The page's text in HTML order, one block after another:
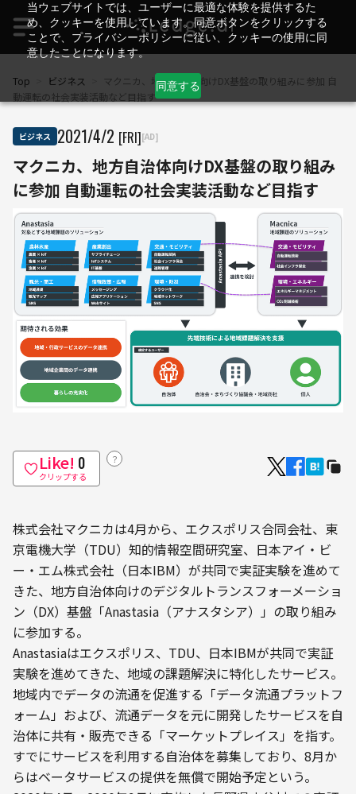
当ウェブサイトでは、ユーザーに最適な体験を提供するた
め、クッキーを使用しています。同意ボタンをクリックする
ことで、プライバシーポリシーに従い、クッキーの使用に同
意したことになります。
同意する
Top ビジネス
マクニカ、地方自治体向けDX基盤の取り組みに参加 自
動運転の社会実装活動など目指す
ビジネス 2021/4/2 [FRI][AD]
マクニカ、地方自治体向けDX基盤の取り組み
に参加 自動運転の社会実装活動など目指す
Like! 0
クリップする
？
株式会社マクニカは4月から、エクスポリス合同会社、東
京電機大学（TDU）知的情報空間研究室、日本アイ・ビ
ー・エム株式会社（日本IBM）が共同で実証実験を進めて
きた、地方自治体向けのデジタルトランスフォーメーショ
ン（DX）基盤「Anastasia（アナスタシア）」の取り組み
に参加する。
Anastasiaはエクスポリス、TDU、日本IBMが共同で実証
実験を進めてきた、地域の課題解決に特化したサービス。
地域内でデータの流通を促進する「データ流通プラットフ
ォーム」および、流通データを元に開発したサービスを自
治体に共有・販売できる「マーケットプレイス」を指す。
すでにサービスを利用する自治体を募集しており、8月か
らはベータサービスの提供を無償で開始予定という。